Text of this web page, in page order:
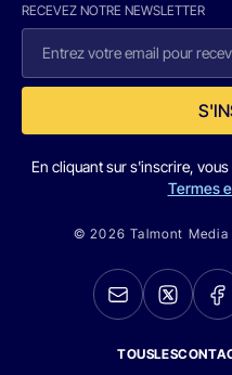
RECEVEZ NOTRE NEWSLETTER
En cliquant sur s'inscrire,
Termes
© 2026 Talmont